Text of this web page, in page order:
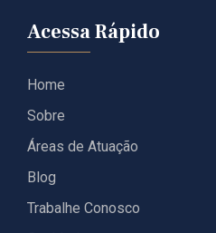
Acessa Rápido
Home
Sobre
Áreas de Atuação
Blog
Trabalhe Conosco